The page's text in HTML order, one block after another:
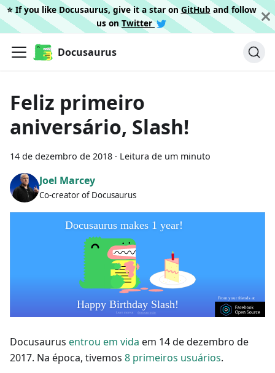
⭐️ If you like Docusaurus, give it a star onGitHub and follow
us on Twitter
Docusaurus
Feliz primeiro
aniversário, Slash!
14 de dezembro de 2018 · Leitura de um minuto
Joel Marcey
Co-creator of Docusaurus
Docusaurus entrou em vida em 14 de dezembro de
2017. Na época, tivemos 8 primeiros usuários.